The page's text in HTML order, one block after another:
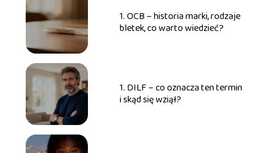
1. OCB – historia marki, rodzaje
bletek, co warto wiedzieć?
1. DILF – co oznacza ten termin
i skąd się wziął?